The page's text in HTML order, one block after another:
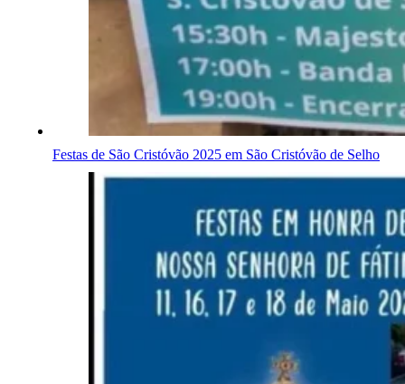
Festas de São Cristóvão 2025 em São Cristóvão de Selho